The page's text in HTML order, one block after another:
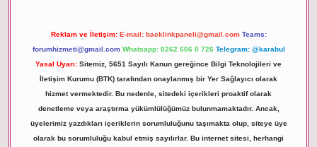
Reklam ve İletişim: E-mail: backlinkpaneli@gmail.com Teams:
forumhizmeti@gmail.com Whatsapp: 0262 606 0 726 Telegram: @karabul
Yasal Uyarı: Sitemiz, 5651 Sayılı Kanun gereğince Bilgi Teknolojileri ve
İletişim Kurumu (BTK) tarafından onaylanmış bir Yer Sağlayıcı olarak
hizmet vermektedir. Bu nedenle, sitedeki içerikleri proaktif olarak
denetleme veya araştırma yükümlülüğümüz bulunmamaktadır. Ancak,
üyelerimiz yazdıkları içeriklerin sorumluluğunu taşımakta olup, siteye üye
olarak bu sorumluluğu kabul etmiş sayılırlar. Bu internet sitesi, herhangi